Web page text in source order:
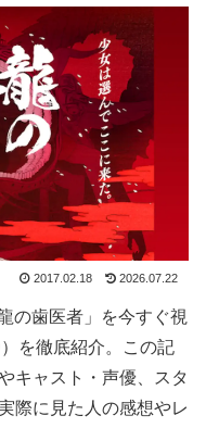
2017.02.18 2026.07.22
の歯医者」を今すぐ視
を徹底紹介。この記
キャスト・声優、スタ
際に見た人の感想やレ